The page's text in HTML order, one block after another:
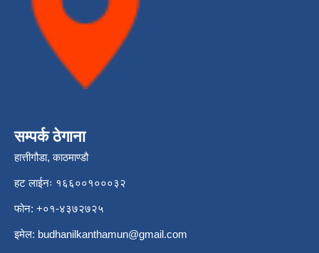
सम्पर्क ठेगाना
हात्तीगौडा, काठमाण्डौ
हट लाईनः १६६००१०००३२
फोन: +०१-४३७२७२५
इमेल: budhanilkanthamun@gmail.com